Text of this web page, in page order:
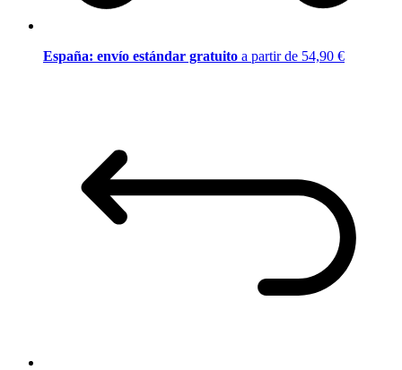
España: envío estándar gratuito a partir de 54,90 €